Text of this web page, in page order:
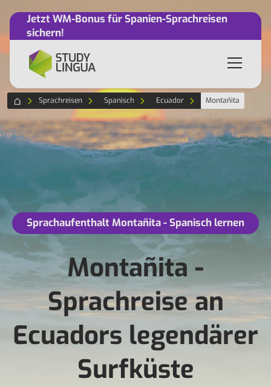
Jetzt WM-Bonus für Spanien-Sprachreisen
sichern!
Sprachreisen Spanisch Ecuador Montañita
Sprachaufenthalt Montañita - Spanisch lernen
Montañita -
Sprachreise an
Ecuadors legendärer
Surfküste